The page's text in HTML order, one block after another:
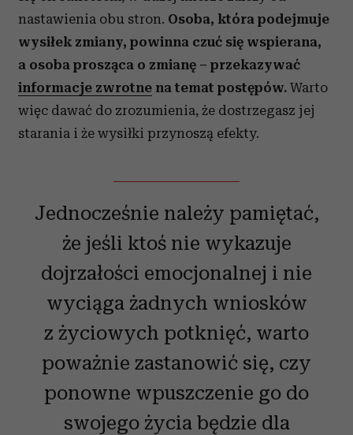
otrzymanymi od Ciebie lub uzyskanymi podczas
korzystania z ich usług.
nastawienia obu stron. Osoba, która podejmuje
wysiłek zmiany, powinna czuć się wspierana,
a osoba prosząca o zmianę – przekazywać
informacje zwrotne na temat postępów. Warto
więc dawać do zrozumienia, że dostrzegasz jej
starania i że wysiłki przynoszą efekty.
Jednocześnie należy pamiętać,
że jeśli ktoś nie wykazuje
dojrzałości emocjonalnej i nie
wyciąga żadnych wniosków
z życiowych potknięć, warto
poważnie zastanowić się, czy
ponowne wpuszczenie go do
swojego życia będzie dla